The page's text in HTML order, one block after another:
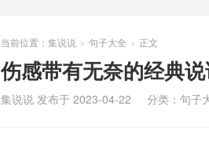
当前位置： 集说说 > 句子大全 > 正文
伤感带有无奈的经典
集说说 发布于 2023-04-22 分类： 句子